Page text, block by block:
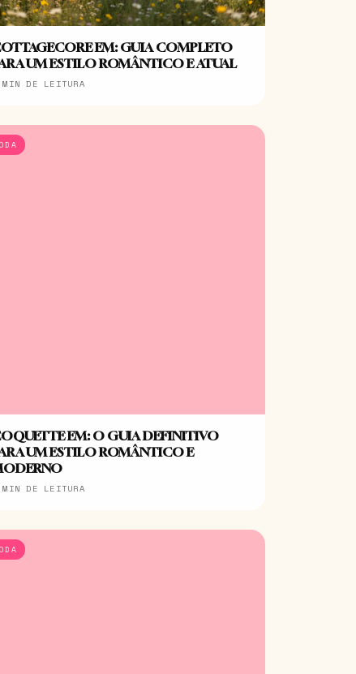
EM: GUIA COMPLETO
UM ESTILO ROMÂNTICO E ATUAL
DE LEITURA
EM: O GUIA DEFINITIVO
UM ESTILO ROMÂNTICO E
DE LEITURA